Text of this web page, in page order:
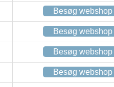
Besøg webshop
Besøg webshop
Besøg webshop
Besøg webshop